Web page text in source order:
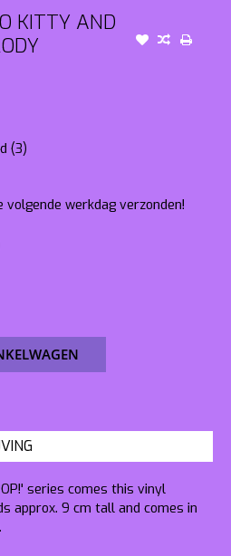
KITTY AND
(3)
werkdag verzonden!
series comes this vinyl
approx. 9 cm tall and comes in